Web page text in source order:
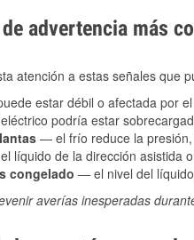
advertencia más
atención a estas señales que
estar débil o afectada por
podría estar
— el frío reduce la
líquido de la dirección asistida
congelado — el nivel del
averías inesperadas